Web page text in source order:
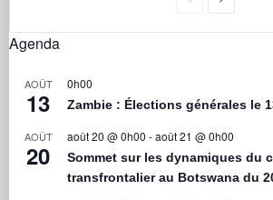
Agenda
AOÛT
13
0h00
Zambie : Élections générales le
AOÛT
20
août 20 @ 0h00 -août 21 @ 0h00
Sommet sur les dynamiques du
transfrontalier au Botswana du